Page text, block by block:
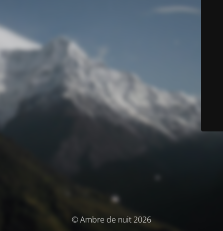
© Ambre de nuit 2026